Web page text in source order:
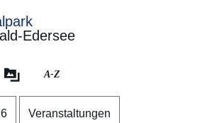
Direkt zum Kopf der
Direkt zum Inhalt
Direkt zum Fuß der
Edersee
A-Z
Veranstaltungen